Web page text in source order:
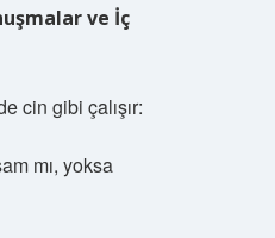
ve İç
cin gibi çalışır:
mı, yoksa